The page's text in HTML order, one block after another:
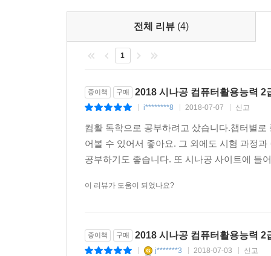
■ 수험생을 위한 아주 특별한 서비스가 제공됩니다
- 실기 시험을 위한 온라인 특강을 제공합니다.
- 시험을 대비하여 시나공 카페에서 분기별로 최
전체 리뷰 (4)
1
종이책 구매 2018 시나공 컴퓨터활용능력 2
i********8 2018-07-07 신고
컴활 독학으로 공부하려고 샀습니다.챕터별
어볼 수 있어서 좋아요. 그 외에도 시험 과정
공부하기도 좋습니다. 또 시나공 사이트에 들
이 리뷰가 도움이 되었나요?
종이책 구매 2018 시나공 컴퓨터활용능력 2
j*******3 2018-07-03 신고